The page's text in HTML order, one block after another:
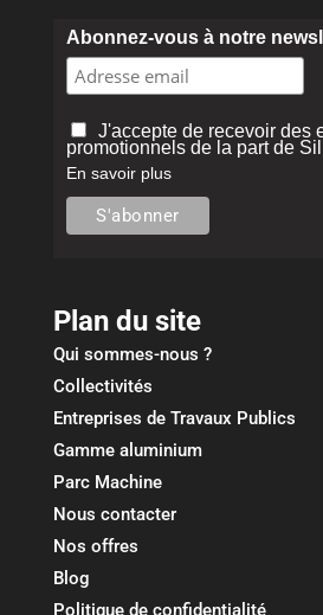
Abonnez-vous à notre
J'accepte de recevoir des
promotionnels de la part de
En savoir plus
Plan du site
Qui sommes-nous ?
Collectivités
Entreprises de Travaux Publics
Gamme aluminium
Parc Machine
Nous contacter
Nos offres
Blog
Politique de confidentialité